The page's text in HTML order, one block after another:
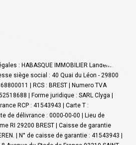
: HABASQUE IMMOBILIER Landerneau |
siège social : 40 Quai du Léon - 29800
| RCS : BREST | Numero TVA
| Forme juridique : SARL Clyga |
RCP : 41543943 | Carte T :
de délivrance : 0000-00-00 | Lieu de
RI 29200 BREST | Caisse de garantie
| N° de caisse de garantie : 41543943 |